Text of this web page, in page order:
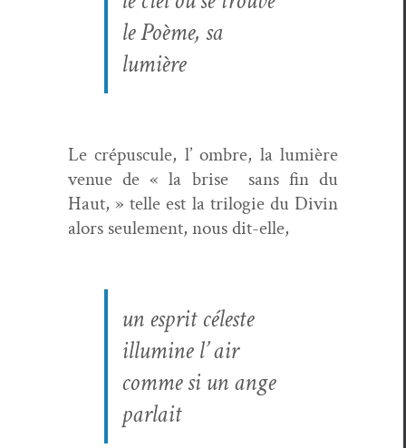
le Poème, sa
lumière
Le cré­pus­cule, l’ ombre, la lumière
venue de « la brise
sans fin du
Haut, » telle est la trilo­gie du Divin
alors seule­ment, nous dit-elle,
un esprit céleste
illu­mine l’ air
comme si un ange
parlait